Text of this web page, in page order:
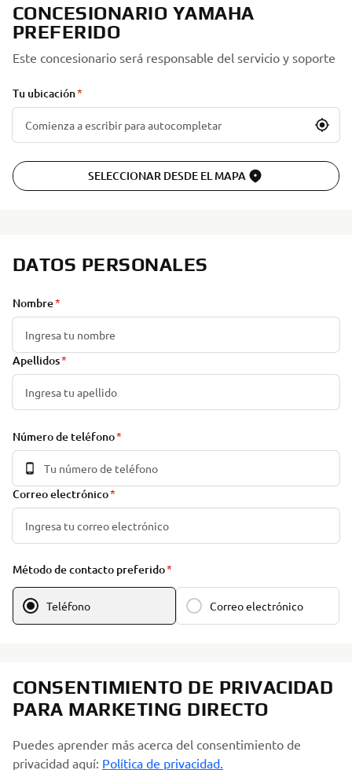
CONCESIONARIO YAMAHA
PREFERIDO
Este concesionario será responsable del servicio y soporte
Tu ubicación
SELECCIONAR DESDE EL MAPA
DATOS PERSONALES
Nombre
Apellidos
Número de teléfono
Correo electrónico
Método de contacto preferido
Teléfono Correo electrónico
CONSENTIMIENTO DE PRIVACIDAD
PARA MARKETING DIRECTO
Puedes aprender más acerca del consentimiento de
privacidad aquí: Política de privacidad.